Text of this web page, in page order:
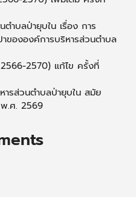
ตำบลป่ายุบใน เรื่อง การ
ขององค์การบริหารส่วนตำบล
2570) แก้ไข ครั้งที่
ารส่วนตำบลป่ายุบใน สมัย
.ศ. 2569